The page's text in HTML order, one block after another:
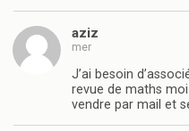
aziz
mer
J’ai besoin
revue de maths
vendre par mail et